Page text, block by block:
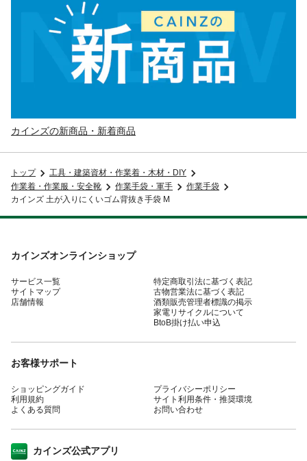
カインズの新商品・新着商品
トップ
工具・建築資材・作業着・木材・DIY
作業着・作業服・安全靴
作業手袋・軍手
作業手袋
カインズ 土が入りにくいゴム背抜き手袋 M
カインズオンラインショップ
サービス一覧
サイトマップ
店舗情報
特定商取引法に基づく表記
古物営業法に基づく表記
酒類販売管理者標識の掲示
家電リサイクルについて
BtoB掛け払い申込
お客様サポート
ショッピングガイド
利用規約
よくある質問
プライバシーポリシー
サイト利用条件・推奨環境
お問い合わせ
カインズ公式アプリ